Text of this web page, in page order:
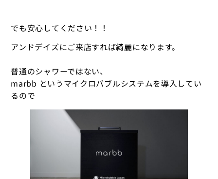
でも安心してください！！
アンドデイズにご来店すれば綺麗になります。
普通のシャワーではない、
marbb というマイクロバブルシステムを導入してい
るので